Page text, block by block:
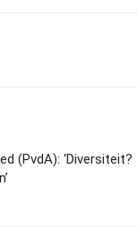
(PvdA): ‘Diversiteit?